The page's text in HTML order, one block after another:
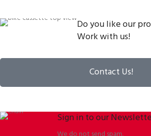
Do you like our
Work with us!
Contact Us!
Sign in to our